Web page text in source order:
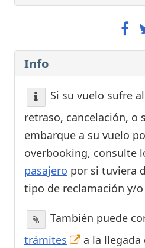
Info
Si su vuelo sufre
retraso, cancelación, o
embarque a su vuelo
overbooking, consulte
pasajero por si tuviera
tipo de reclamación y/
También puede
trámites
a la